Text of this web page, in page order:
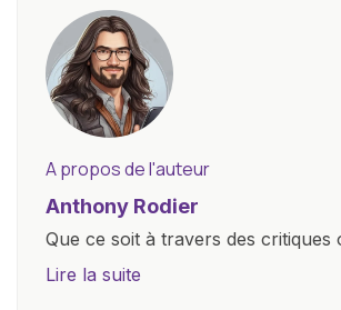
A propos de l'auteur
Anthony Rodier
Que ce soit à travers des critiques
des guides d'achat ou des analyses
Lire la suite